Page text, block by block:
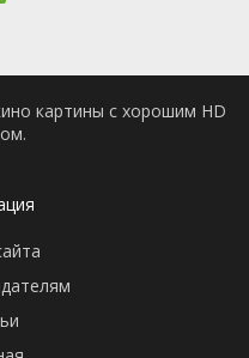
картины с хорошим HD